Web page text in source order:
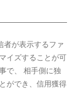
が表示するファ
イズすることが可
で、 相手側に独
ができ、信用獲得